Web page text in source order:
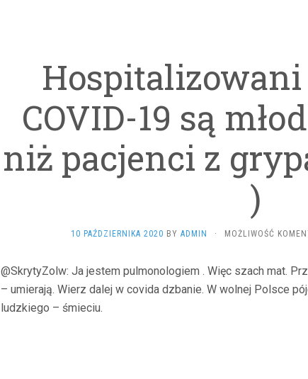
COVID-19 są
niż pacjenci z
)
10 PAŹDZIERNIKA 2020 BY ADMIN · MOŻLIWOŚĆ
@SkrytyZolw: Ja jestem pulmonologiem . Więc szach mat.
– umierają. Wierz dalej w covida dzbanie. W wolnej Polsce
ludzkiego – śmieciu.